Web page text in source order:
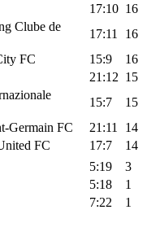
17:10 16
Clube de
17:11
16
FC 15:9
16
21:12 15
15:7
15
Germain FC 21:11
14
FC 17:7
14
5:19
3
5:18
1
7:22 1